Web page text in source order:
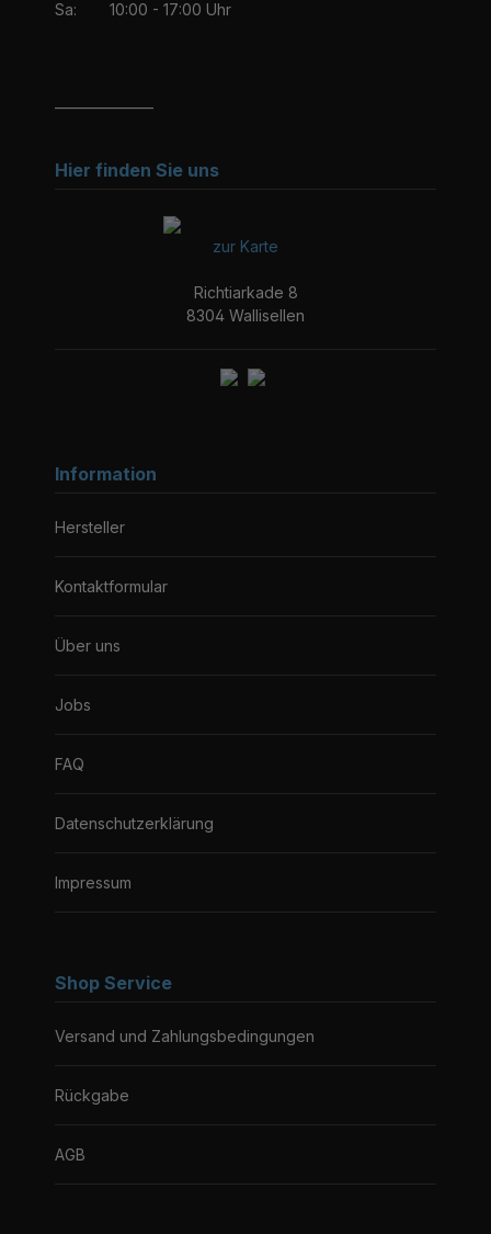
Sa:
10:00 - 17:00 Uhr
Hier finden Sie uns
zur Karte
Richtiarkade 8
8304 Wallisellen
Information
Hersteller
Kontaktformular
Über uns
Jobs
FAQ
Datenschutzerklärung
Impressum
Shop Service
Versand und Zahlungsbedingungen
Rückgabe
AGB